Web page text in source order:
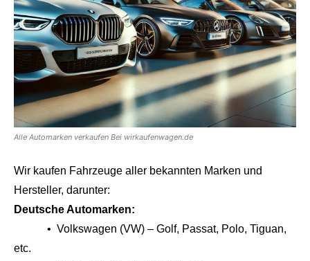
Alle Automarken verkaufen Bei wirkaufenwagen.de
Wir kaufen Fahrzeuge aller bekannten Marken und
Hersteller, darunter:
Deutsche Automarken:
• Volkswagen (VW) – Golf, Passat, Polo, Tiguan,
etc.